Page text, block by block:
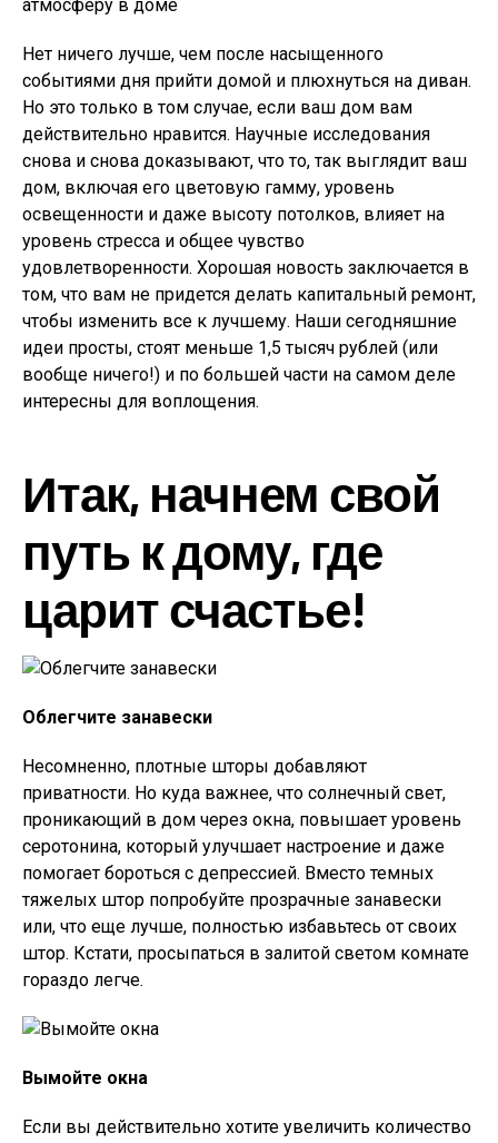
Нет ничего лучше, чем после насыщенного
событиями дня прийти домой и плюхнуться на диван.
Но это только в том случае, если ваш дом вам
действительно нравится. Научные исследования
снова и снова доказывают, что то, так выглядит ваш
дом, включая его цветовую гамму, уровень
освещенности и даже высоту потолков, влияет на
уровень стресса и общее чувство
удовлетворенности. Хорошая новость заключается в
том, что вам не придется делать капитальный ремонт,
чтобы изменить все к лучшему. Наши сегодняшние
идеи просты, стоят меньше 1,5 тысяч рублей (или
вообще ничего!) и по большей части на самом деле
интересны для воплощения.
Итак, начнем свой
путь к дому, где
царит счастье!
Облегчите занавески
Несомненно, плотные шторы добавляют
приватности. Но куда важнее, что солнечный свет,
проникающий в дом через окна, повышает уровень
серотонина, который улучшает настроение и даже
помогает бороться с депрессией. Вместо темных
тяжелых штор попробуйте прозрачные занавески
или, что еще лучше, полностью избавьтесь от своих
штор. Кстати, просыпаться в залитой светом комнате
гораздо легче.
Вымойте окна
Если вы действительно хотите увеличить количество